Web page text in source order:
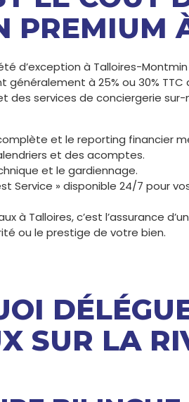
PREMIUM
d’exception à Talloires-
généralement à 25% ou 30%
des services de conciergerie sur-
et le reporting financier
et des acomptes.
et le gardiennage.
Service » disponible 24/7 pour
à Talloires, c’est l’assurance
ou le prestige de votre bien.
SUR LA